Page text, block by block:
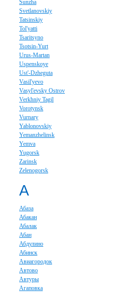
Sunzha
Svetlanovskiy
Tatsinskiy
Tol'yatti
Tsaritsyno
Tsotsin-Yurt
Urus-Martan
Uspenskoye
Ust'-Dzheguta
Vasil'yevo
Vasyl'evsky Ostrov
Verkhniy Tagil
Vorotynsk
Vurnary
Yablonovskiy
Yemanzhelinsk
Yemva
Yugorsk
Zarinsk
Zelenogorsk
А
Абаза
Абакан
Абалак
Абан
Абдулино
Абинск
Авиагородок
Автово
Автуры
Агаповка